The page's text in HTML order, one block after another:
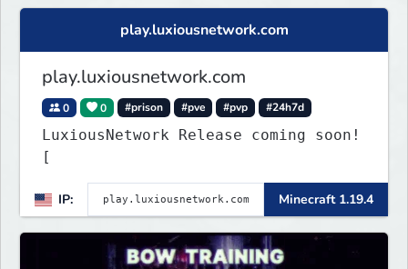
play.luxiousnetwork.com
play.luxiousnetwork.com
0 0 #prison #pve #pvp #24h7d
LuxiousNetwork Release coming soon!
[
IP: Minecraft 1.19.4